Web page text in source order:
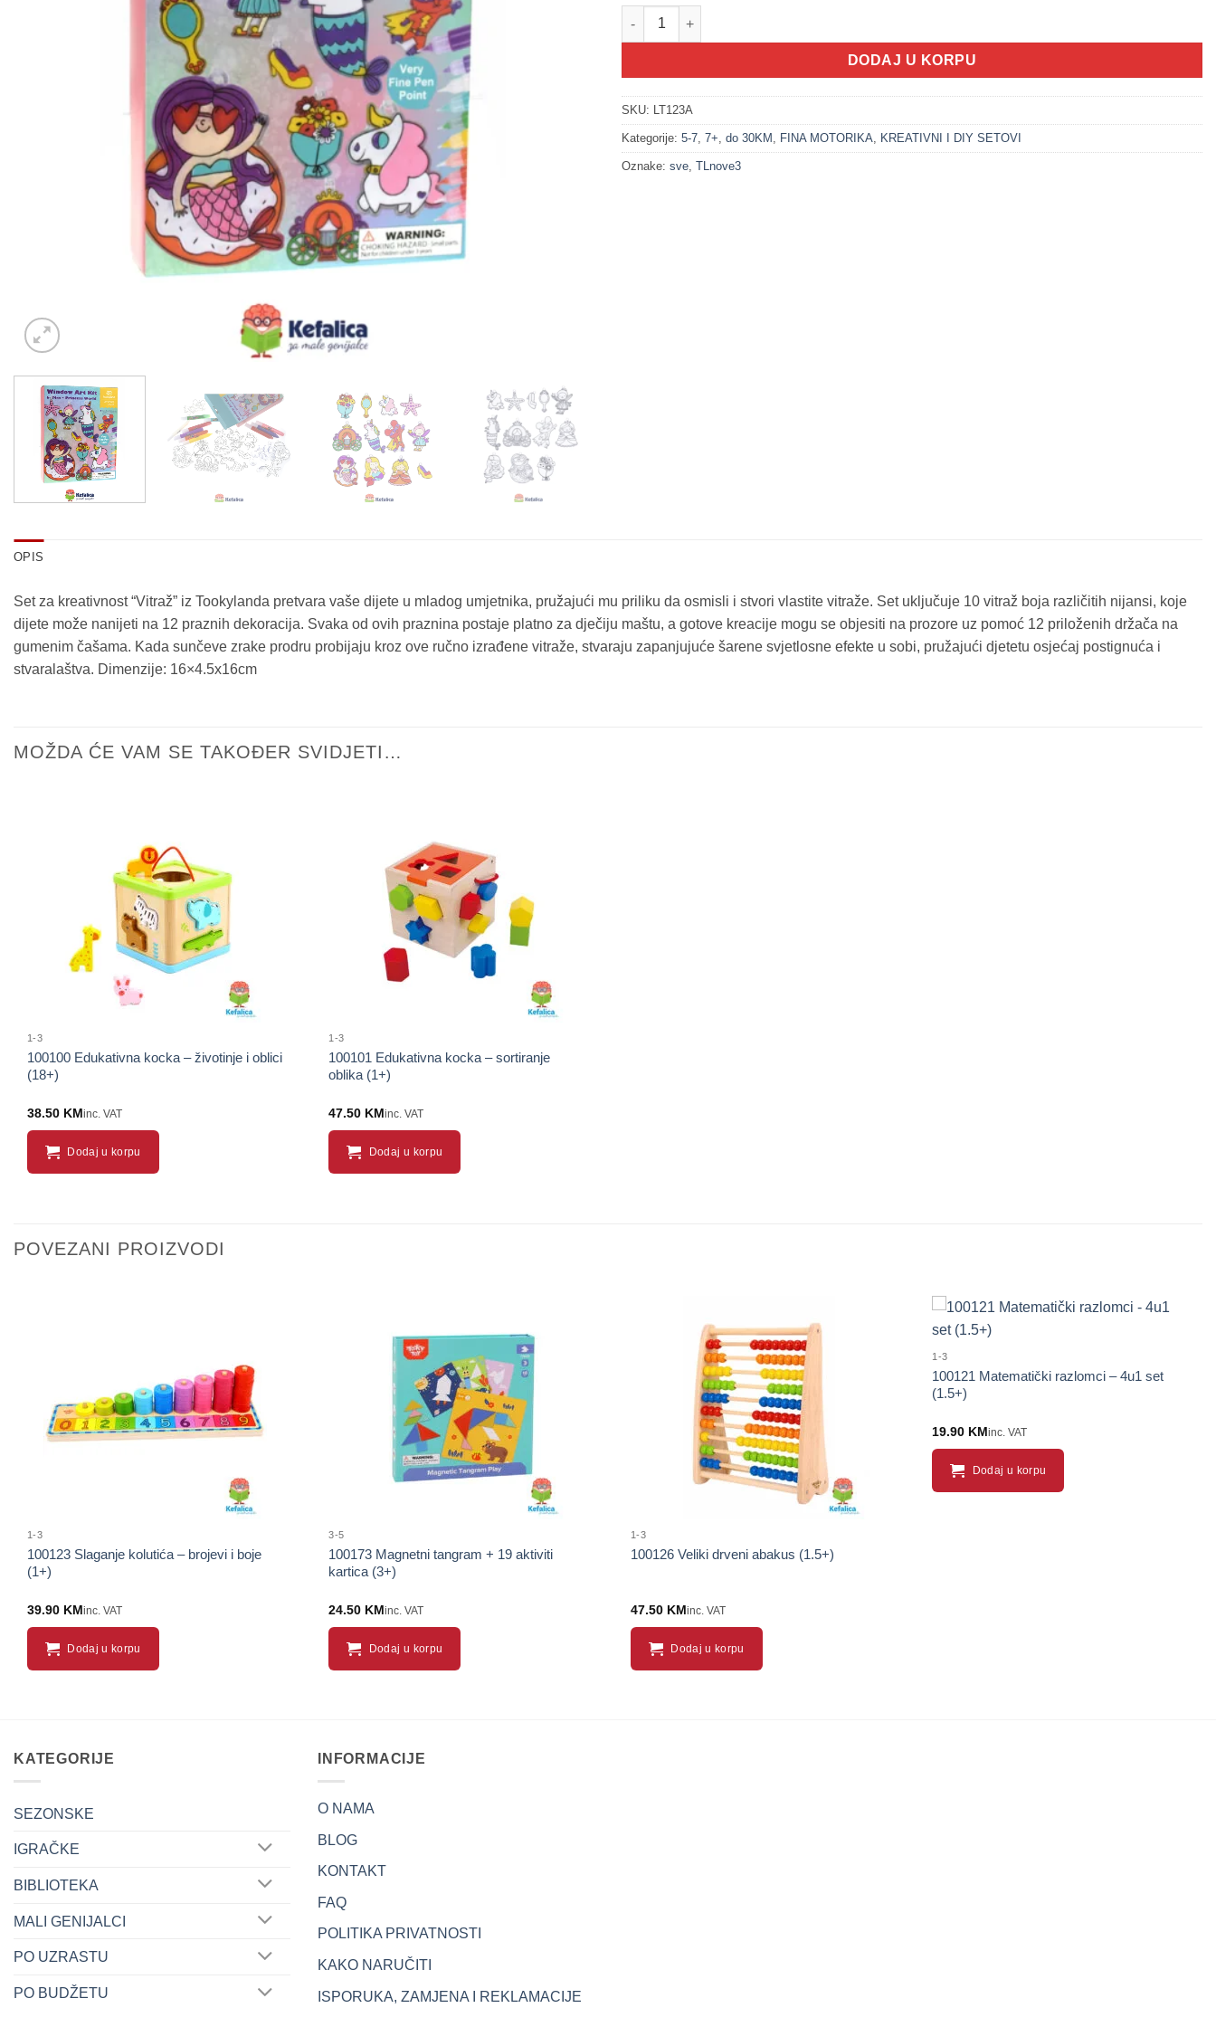
100436 Umjetnost na prozoru - set princezin svijet (6+) količina
DODAJ U KORPU
SKU: LT123A
Kategorije: 5-7, 7+, do 30KM , FINA MOTORIKA, KREATIVNI I DIY SETOVI
Oznake: sve, TLnove3
OPIS
Set za kreativnost “Vitraž” iz Tookylanda pretvara vaše dijete u mladog umjetnika, pružajući mu priliku da osmisli i stvori vlastite vitraže. Set uključuje 10 vitraž boja različitih nijansi, koje
dijete može nanijeti na 12 praznih dekoracija. Svaka od ovih praznina postaje platno za dječiju maštu, a gotove kreacije mogu se objesiti na prozore uz pomoć 12 priloženih držača na
gumenim čašama. Kada sunčeve zrake prodru probijaju kroz ove ručno izrađene vitraže, stvaraju zapanjujuće šarene svjetlosne efekte u sobi, pružajući djetetu osjećaj postignuća i
stvaralaštva. Dimenzije: 16×4.5x16cm
MOŽDA ĆE VAM SE TAKOĐER SVIDJETI…
1-3
100100 Edukativna kocka – životinje i oblici
(18+)
38.50 KMinc. VAT
Dodaj u korpu
1-3
100101 Edukativna kocka – sortiranje
oblika (1+)
47.50 KMinc. VAT
Dodaj u korpu
POVEZANI PROIZVODI
1-3
100123 Slaganje kolutića – brojevi i boje
(1+)
39.90 KMinc. VAT
Dodaj u korpu
3-5
100173 Magnetni tangram + 19 aktiviti
kartica (3+)
24.50 KMinc. VAT
Dodaj u korpu
1-3
100126 Veliki drveni abakus (1.5+)
47.50 KMinc. VAT
Dodaj u korpu
1-3
100121 Matematički razlomci – 4u1 set
(1.5+)
19.90 KMinc. VAT
Dodaj u korpu
KATEGORIJE
SEZONSKE
IGRAČKE
BIBLIOTEKA
MALI GENIJALCI
PO UZRASTU
PO BUDŽETU
INFORMACIJE
O NAMA
BLOG
KONTAKT
FAQ
POLITIKA PRIVATNOSTI
KAKO NARUČITI
ISPORUKA, ZAMJENA I REKLAMACIJE